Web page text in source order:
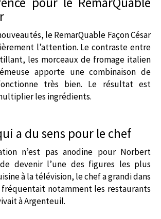
le RemarQuable Façon César
l’attention. Le contraste entre
les morceaux de fromage italien
apporte une combinaison de
très bien. Le résultat est
les ingrédients.
a du sens pour le chef
n’est pas anodine pour Norbert
devenir l’une des figures les plus
à la télévision, le chef a grandi dans
fréquentait notamment les restaurants
à Argenteuil.